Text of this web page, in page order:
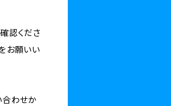
認くださ
お願いい
合わせか